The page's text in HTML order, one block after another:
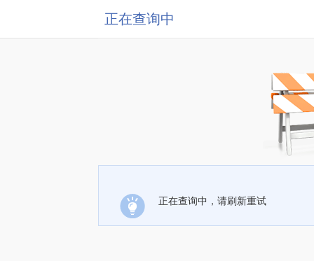
正在查询中
正在查询中，请刷新重试